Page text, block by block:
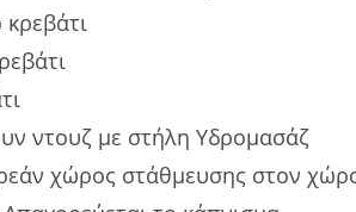
ντουζ με στήλη Υδρομασάζ
χώρος στάθμευσης στον